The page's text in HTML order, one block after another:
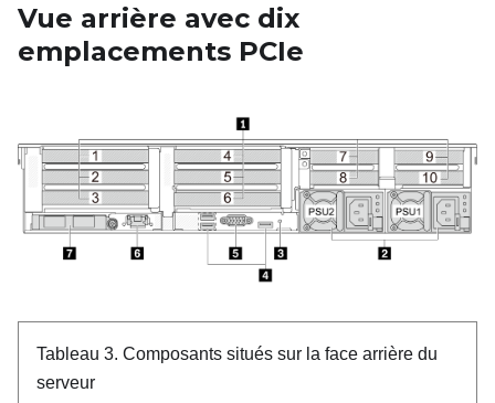
Vue arrière avec dix
emplacements PCIe
Tableau 3. Composants situés sur la face arrière du
serveur